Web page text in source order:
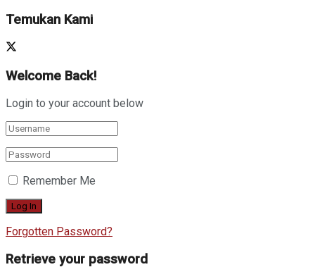
Temukan Kami
Welcome Back!
Login to your account below
Remember Me
Forgotten Password?
Retrieve your password